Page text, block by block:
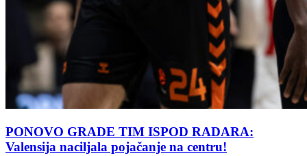
PONOVO GRADE TIM ISPOD RADARA:
Valensija naciljala pojačanje na centru!